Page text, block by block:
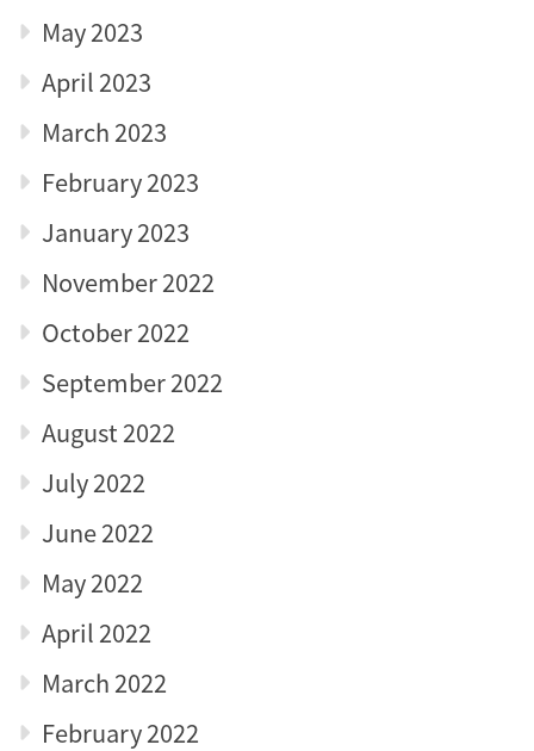
May 2023
April 2023
March 2023
February 2023
January 2023
November 2022
October 2022
September 2022
August 2022
July 2022
June 2022
May 2022
April 2022
March 2022
February 2022